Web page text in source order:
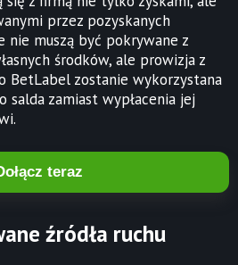
przez pozyskanych
muszą być pokrywane z
środków, ale prowizja z
BetLabel zostanie wykorzystana
salda zamiast wypłacenia jej
teraz
źródła ruchu